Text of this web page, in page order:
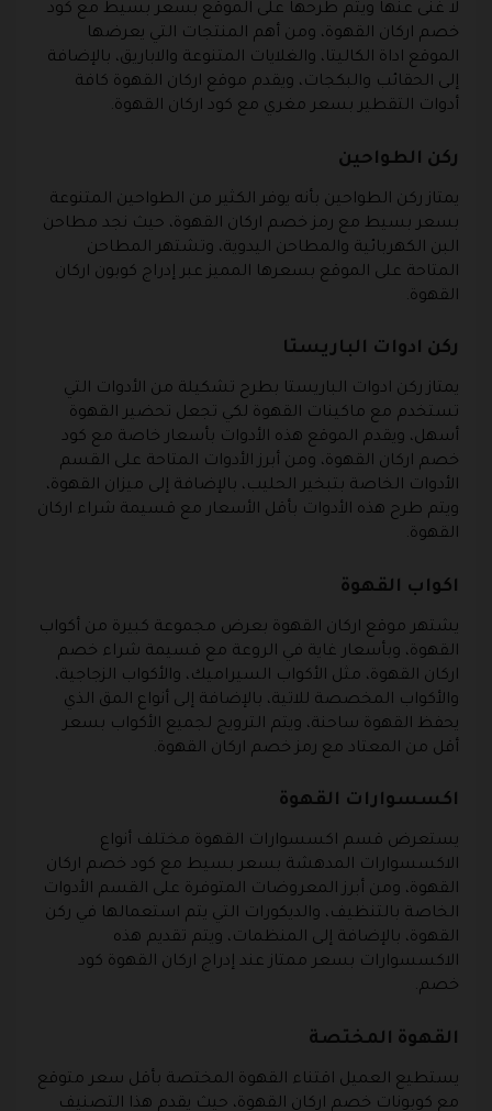
لا غنى عنها ويتم طرحها على الموقع بسعر بسيط مع كود
خصم اركان القهوة، ومن أهم المنتجات التي يعرضها
الموقع اداة الكاليتا، والغلايات المتنوعة والاباريق، بالإضافة
إلى الحقائب والبكجات، ويقدم موقع اركان القهوة كافة
أدوات التقطير بسعر مغري مع كود اركان القهوة.
ركن الطواحين
يمتاز ركن الطواحين بأنه يوفر الكثير من الطواحين المتنوعة
بسعر بسيط مع رمز خصم اركان القهوة، حيث نجد مطاحن
البن الكهربائية والمطاحن اليدوية، وتشتهر المطاحن
المتاحة على الموقع بسعرها المميز عبر إدراج كوبون اركان
القهوة.
ركن ادوات الباريستا
يمتاز ركن ادوات الباريستا بطرح تشكيلة من الأدوات التي
تستخدم مع ماكينات القهوة لكي تجعل تحضير القهوة
أسهل، ويقدم الموقع هذه الأدوات بأسعار خاصة مع كود
خصم اركان القهوة، ومن أبرز الأدوات المتاحة على القسم
الأدوات الخاصة بتبخير الحليب، بالإضافة إلى ميزان القهوة،
ويتم طرح هذه الأدوات بأقل الأسعار مع قسيمة شراء اركان
القهوة.
اكواب القهوة
يشتهر موقع اركان القهوة بعرض مجموعة كبيرة من أكواب
القهوة، وبأسعار غاية في الروعة مع قسيمة شراء خصم
اركان القهوة، مثل الأكواب السيراميك، والأكواب الزجاجية،
والأكواب المخصصة للاتية، بالإضافة إلى أنواع المق الذي
يحفظ القهوة ساحنة، ويتم الترويج لجميع الأكواب بسعر
أقل من المعتاد مع رمز خصم اركان القهوة.
اكسسوارات القهوة
يستعرض قسم اكسسوارات القهوة مختلف أنواع
الاكسسوارات المدهشة بسعر بسيط مع كود خصم اركان
القهوة، ومن أبرز المعروضات المتوفرة على القسم الأدوات
الخاصة بالتنظيف، والديكورات التي يتم استعمالها في ركن
القهوة، بالإضافة إلى المنظمات، ويتم تقديم هذه
الاكسسوارات بسعر ممتاز عند إدراج اركان القهوة كود
خصم.
القهوة المختصة
يستطيع العميل اقتناء القهوة المختصة بأقل سعر متوقع
مع كوبونات خصم اركان القهوة، حيث يقدم هذا التصنيف